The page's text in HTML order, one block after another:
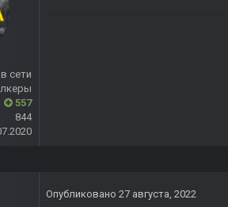
сети
557
844
Опубликовано 27 августа, 2022